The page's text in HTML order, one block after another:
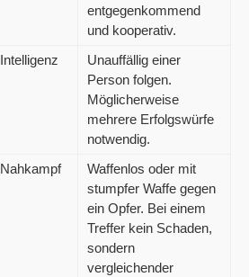
entgegenkommend
und kooperativ.
Intelligenz
Unauffällig einer
Person folgen.
Möglicherweise
mehrere Erfolgswürfe
notwendig.
Nahkampf
Waffenlos oder mit
stumpfer Waffe gegen
ein Opfer. Bei einem
Treffer kein Schaden,
sondern
vergleichender